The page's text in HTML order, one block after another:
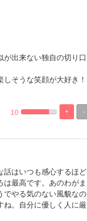
が出来ない独自の切り口
そうな笑顔が大好き！
-
+
%
100%
10
話はいつも感心するほど
最高です。あのわがま
でやる気のない風貌なの
ね。自分に優しく人に厳